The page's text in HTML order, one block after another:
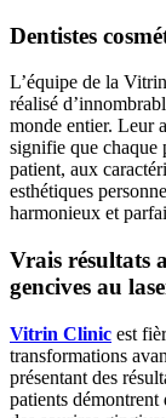
Dentistes
L’équipe de la
réalisé
monde entier. Leur
signifie que chaque
patient, aux
esthétiques
harmonieux et
Vrais résultats
gencives au
Vitrin Clinic est
transformations
présentant des
patients démontrent